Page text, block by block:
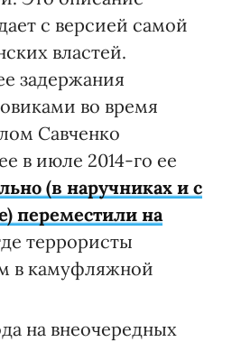
с версией самой
властей.
задержания
во время
Савченко
в июле 2014-го ее
(в наручниках и с
переместили на
террористы
в камуфляжной
на внеочередных